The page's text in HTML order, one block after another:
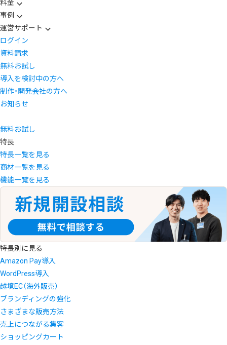
料金
事例
運営サポート
ログイン
資料請求
無料お試し
導入を検討中の方へ
制作・開発会社の方へ
お知らせ
無料お試し
特長
特長一覧を見る
商材一覧を見る
機能一覧を見る
特長別に見る
Amazon Pay導入
WordPress導入
越境EC（海外販売）
ブランディングの強化
さまざまな販売方法
売上につながる集客
ショッピングカート